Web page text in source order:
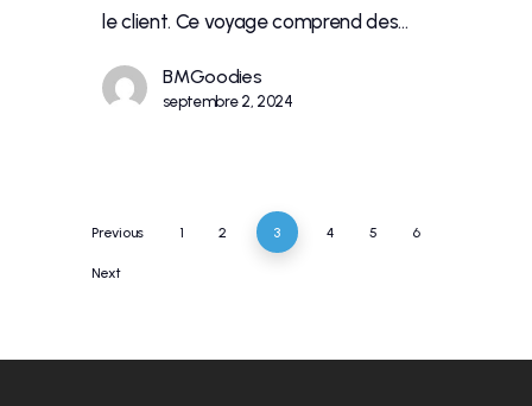
le client. Ce voyage comprend des…
BMGoodies
septembre 2, 2024
Previous 1 2 3 4 5 6
Next